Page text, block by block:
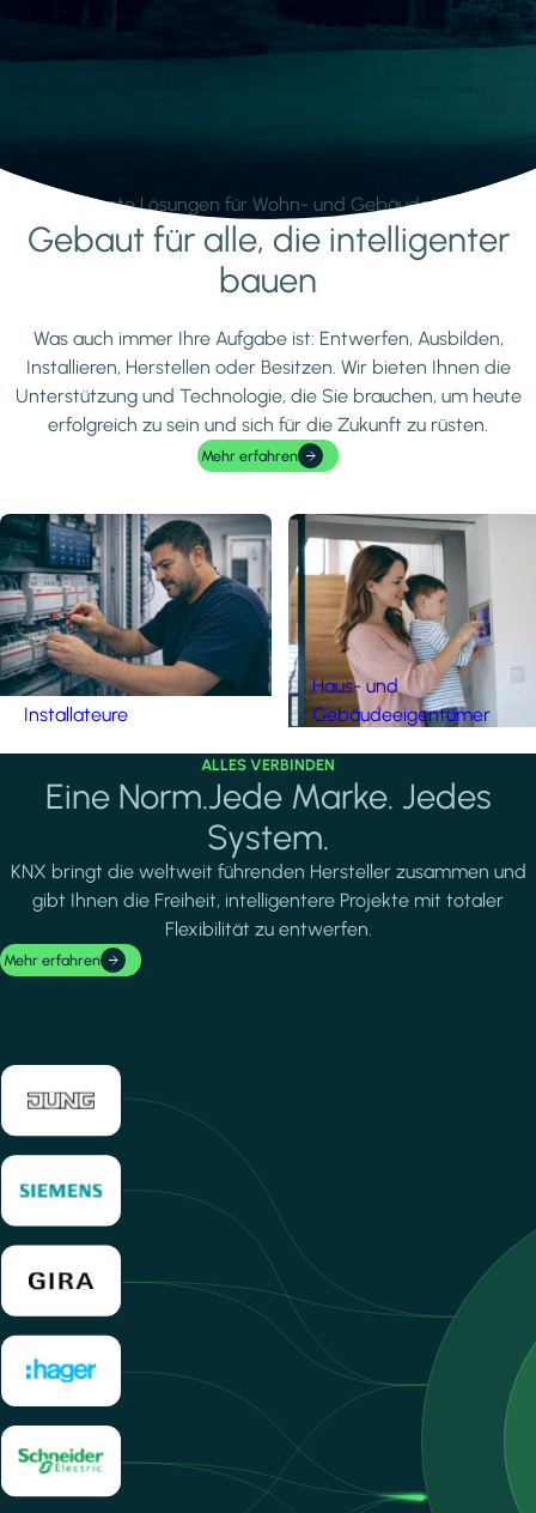
Intelligente Lösungen für Wohn- und Gebäudetechnik.
Mehr erfahren
Gebaut für alle, die intelligenter
bauen
Was auch immer Ihre Aufgabe ist: Entwerfen, Ausbilden,
Installieren, Herstellen oder Besitzen. Wir bieten Ihnen die
Unterstützung und Technologie, die Sie brauchen, um heute
erfolgreich zu sein und sich für die Zukunft zu rüsten.
Mehr erfahren
Installateure
Haus- und
Gebäudeeigentümer
ALLES VERBINDEN
Eine Norm.Jede Marke. Jedes
System.
KNX bringt die weltweit führenden Hersteller zusammen und
gibt Ihnen die Freiheit, intelligentere Projekte mit totaler
Flexibilität zu entwerfen.
Mehr erfahren